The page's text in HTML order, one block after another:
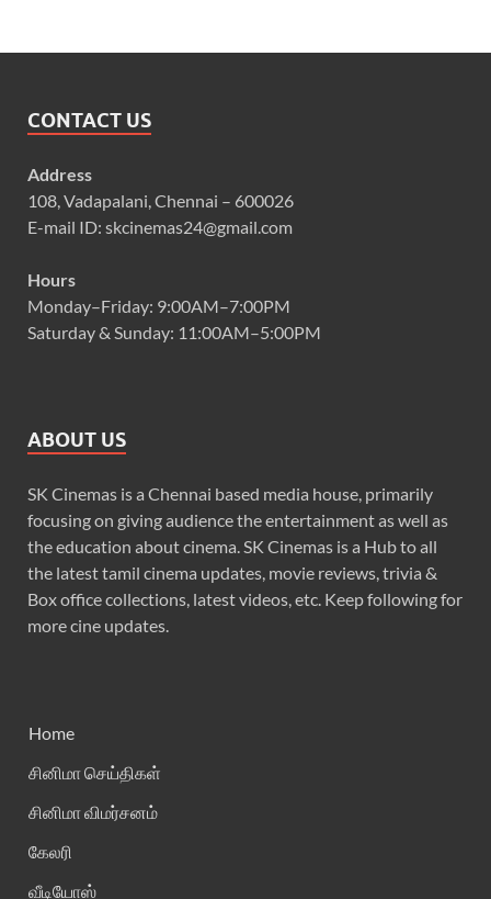
CONTACT US
Address
108, Vadapalani, Chennai – 600026
E-mail ID: skcinemas24@gmail.com
Hours
Monday–Friday: 9:00AM–7:00PM
Saturday & Sunday: 11:00AM–5:00PM
ABOUT US
SK Cinemas is a Chennai based media house, primarily
focusing on giving audience the entertainment as well as
the education about cinema. SK Cinemas is a Hub to all
the latest tamil cinema updates, movie reviews, trivia &
Box office collections, latest videos, etc. Keep following for
more cine updates.
Home
சினிமா செய்திகள்
சினிமா விமர்சனம்
கேலரி
வீடியோஸ்